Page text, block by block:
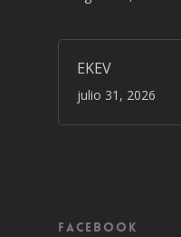
EKEV
julio 31, 2026
Facebook